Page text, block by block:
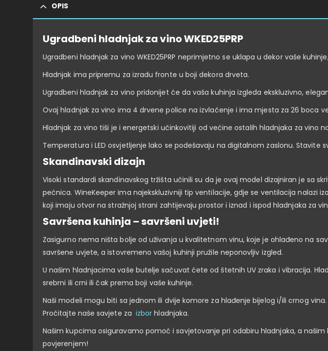
OPIS
Ugradbeni hladnjak za vino WKED25PRP
Ugradbeni hladnjak za vino WKED25PRP neprimjetno se uklapa u dekor vaše
Hladnjak ima pripremu za izradu fronte u boji dekora drveta.
Ugradbeni hladnjak za vino pridonijet će da vaša kuhinja izgleda ekskluzivno,
Ovaj hladnjak za vino ima 4 drvene police na izvlačenje i ima mjesta za 26 boca
Hladnjak za vino tiši je i energetski učinkovitiji od većine ostalih hladnjaka za vino
Temperatura i LED osvjetljenje lako se podešavaju na digitalnom zaslonu.
Skandinavski dizajn
Visoki standardi skandinavskog tržišta učinili su da je ovaj model dizajniran je sa
pećnica. WineKeeper ima najekskluzivniji tip ventilacije, gdje se ventilacija nalazi
koji imaju otvor na stražnjoj strani zahtijevaju prostor i iznad i ispod hladnjaka za
Savršena kuhinja – savršeni uvjeti!
Zasigurno nema ništa bolje od uživanja u kvalitetnom vinu, koje je ohlađeno na
savršene uvjete, a istovremeno vašoj kuhinji pružile neponovljiv izgled.
U našim hladnjacima vaše butelje sačuvat ćete od štetnih UV zraka i vibracija.
srebrni ili crni ili čak prema boji vaše kuhinje.
Naši modeli mogu biti sa jednom ili dvije komore za hlađenje bijelog i/ili crnog
Pročitajte naše savjete za izbor hladnjaka.
Našim kupcima osiguravamo pomoć i savjetovanje pri odabiru hladnjaka, a
povjerenjem!